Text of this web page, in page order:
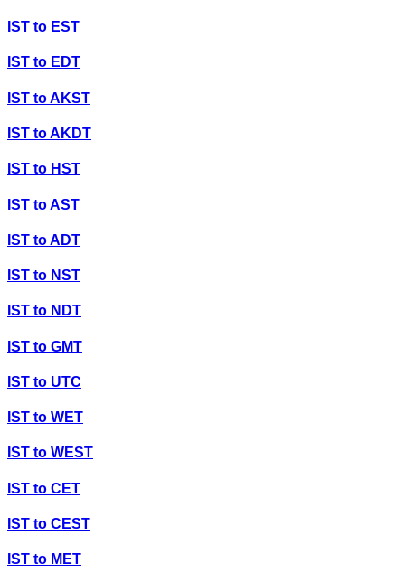
IST to EST
IST to EDT
IST toAKST
IST toAKDT
IST to HST
IST toAST
IST toADT
IST to NST
IST to NDT
IST to GMT
IST to UTC
IST to WET
IST to WEST
IST to CET
IST to CEST
IST to MET